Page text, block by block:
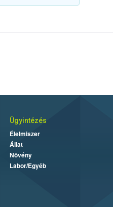
Ügyintézés
Élelmiszer
Állat
Növény
Labor/Egyéb